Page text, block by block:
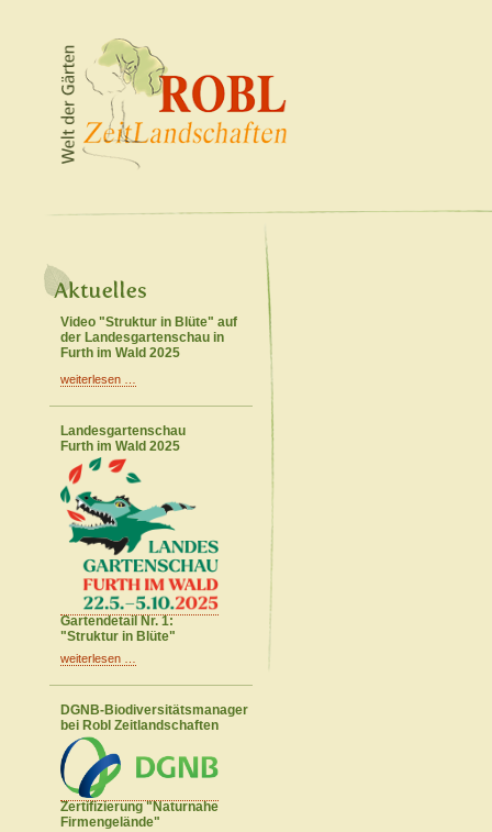
Video "Struktur in Blüte" auf
der Landesgartenschau in
Furth im Wald 2025
weiterlesen …
Landesgartenschau
Furth im Wald 2025
Gartendetail Nr. 1:
"Struktur in Blüte"
weiterlesen …
DGNB-Biodiversitätsmanager
bei Robl Zeitlandschaften
Zertifizierung "Naturnahe
Firmengelände"